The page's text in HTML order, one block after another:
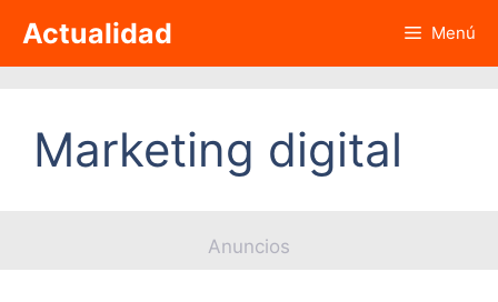
contenido
Actualidad Menú
Marketing digital
Anuncios